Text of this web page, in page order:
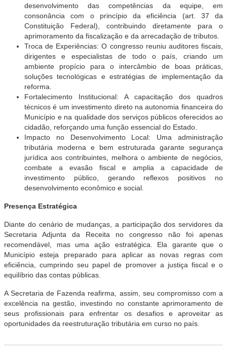
desenvolvimento das competências da equipe, em
consonância com o princípio da eficiência (art. 37 da
Constituição Federal), contribuindo diretamente para o
aprimoramento da fiscalização e da arrecadação de tributos.
Troca de Experiências: O congresso reuniu auditores fiscais,
dirigentes e especialistas de todo o país, criando um
ambiente propício para o intercâmbio de boas práticas,
soluções tecnológicas e estratégias de implementação da
reforma.
Fortalecimento Institucional: A capacitação dos quadros
técnicos é um investimento direto na autonomia financeira do
Município e na qualidade dos serviços públicos oferecidos ao
cidadão, reforçando uma função essencial do Estado.
Impacto no Desenvolvimento Local: Uma administração
tributária moderna e bem estruturada garante segurança
jurídica aos contribuintes, melhora o ambiente de negócios,
combate a evasão fiscal e amplia a capacidade de
investimento público, gerando reflexos positivos no
desenvolvimento econômico e social.
Presença Estratégica
Diante do cenário de mudanças, a participação dos servidores da
Secretaria Adjunta da Receita no congresso não foi apenas
recomendável, mas uma ação estratégica. Ela garante que o
Município esteja preparado para aplicar as novas regras com
eficiência, cumprindo seu papel de promover a justiça fiscal e o
equilíbrio das contas públicas.
A Secretaria de Fazenda reafirma, assim, seu compromisso com a
excelência na gestão, investindo no constante aprimoramento de
seus profissionais para enfrentar os desafios e aproveitar as
oportunidades da reestruturação tributária em curso no país.